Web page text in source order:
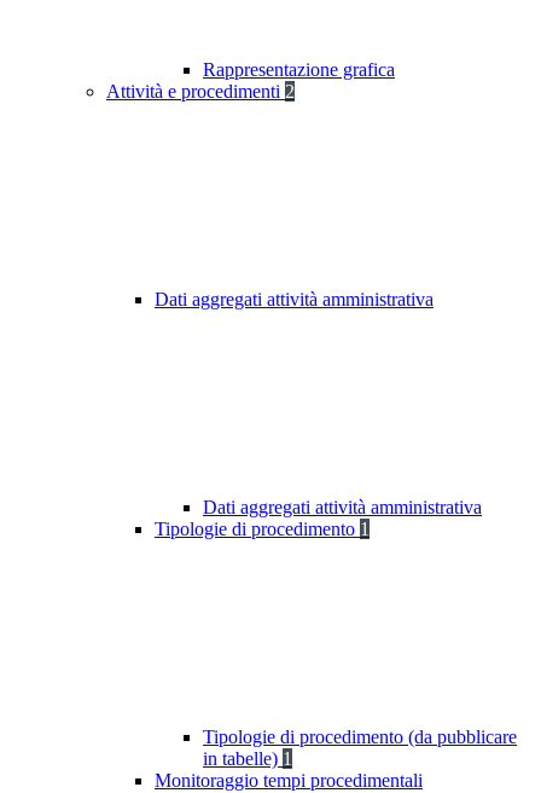
Rappresentazione grafica
Attività e procedimenti 2
Dati aggregati attività amministrativa
Dati aggregati attività amministrativa
Tipologie di procedimento 1
Tipologie di procedimento (da pubblicare
in tabelle) 1
Monitoraggio tempi procedimentali